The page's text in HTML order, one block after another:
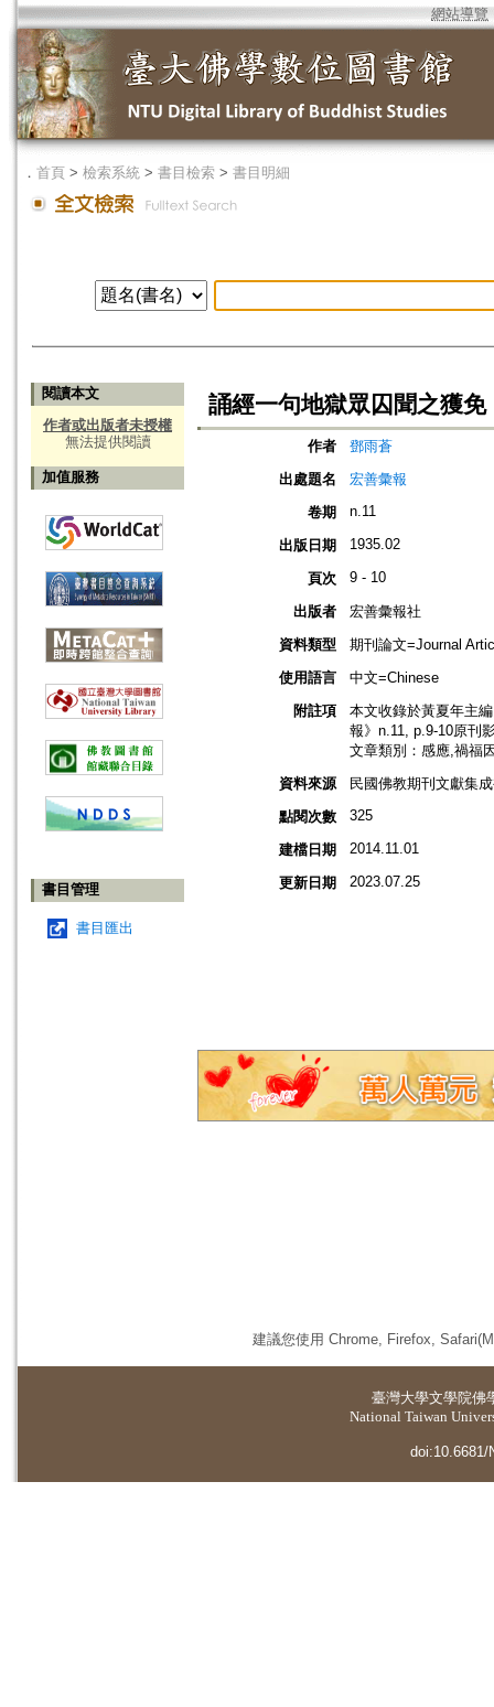
網站導覽
． 首頁 > 檢索系統 > 書目檢索 > 書目明細
閱讀本文
作者或出版者未授權
無法提供閱讀
加值服務
書目管理
書目匯出
誦經一句地獄眾囚聞之獲免
作者
鄧雨蒼
出處題名
宏善彙報
卷期
n.11
出版日期 1935.02
頁次 9 - 10
出版者
宏善彙報社
資料類型
期刊論文=Journal
使用語言
中文=Chinese
附註項
本文收錄於黃夏年主
報》n.11, p.9-10原刊
文章類別：感應,禍福
資料來源
民國佛教期刊文獻集
點閱次數
325
建檔日期 2014.11.01
更新日期 2023.07.25
建議您使用 Chrome, Firefox,
臺灣大學文學院佛
National Taiwan
doi:10.6681/